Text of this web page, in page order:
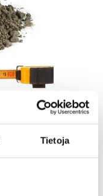
Tietoja